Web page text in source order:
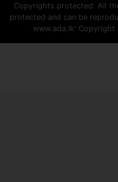
Copyrights protected: All
protected and can be
www.ada.lk'